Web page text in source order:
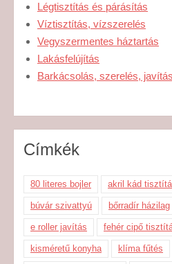
Légtisztítás és párásítás
Víztisztítás, vízszerelés
Vegyszermentes háztartás
Lakásfelújítás
Barkácsolás, szerelés, javítás
Címkék
80 literes bojler akril kád
búvár szivattyú bőrradír házilag
e roller javítás fehér cipő
kisméretű konyha klíma fűtés